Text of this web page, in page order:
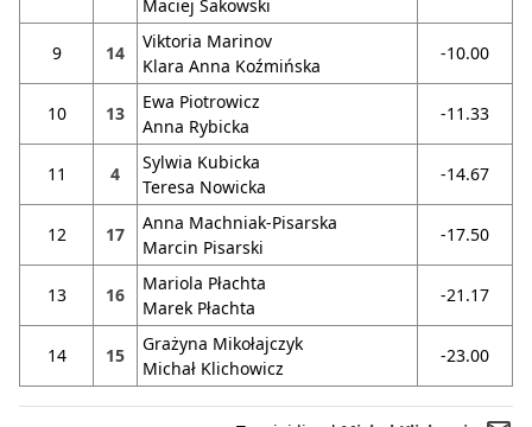
Maciej Sakowski
9 14
Viktoria Marinov
Klara Anna Koźmińska
-10.00
10 13
Ewa Piotrowicz
Anna Rybicka
-11.33
11 4
Sylwia Kubicka
Teresa Nowicka
-14.67
12 17
Anna Machniak-Pisarska
Marcin Pisarski
-17.50
13 16
Mariola Płachta
Marek Płachta
-21.17
14 15
Grażyna Mikołajczyk
Michał Klichowicz
-23.00